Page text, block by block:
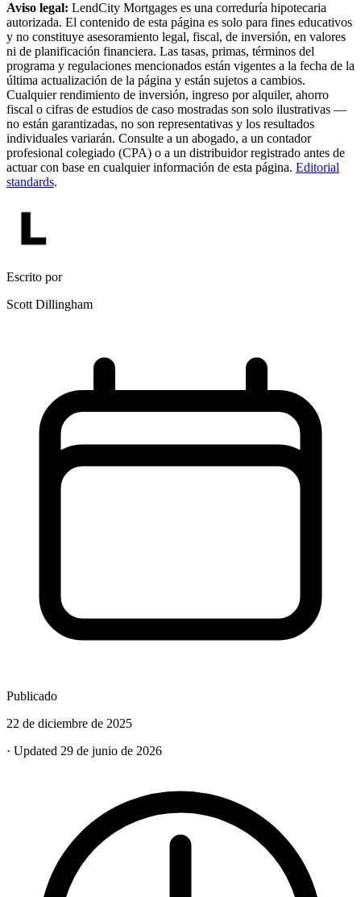
Aviso legal: LendCity Mortgages es una correduría hipotecaria
autorizada. El contenido de esta página es solo para fines educativos
y no constituye asesoramiento legal, fiscal, de inversión, en valores
ni de planificación financiera. Las tasas, primas, términos del
programa y regulaciones mencionados están vigentes a la fecha de la
última actualización de la página y están sujetos a cambios.
Cualquier rendimiento de inversión, ingreso por alquiler, ahorro
fiscal o cifras de estudios de caso mostradas son solo ilustrativas —
no están garantizadas, no son representativas y los resultados
individuales variarán. Consulte a un abogado, a un contador
profesional colegiado (CPA) o a un distribuidor registrado antes de
actuar con base en cualquier información de esta página. Editorial
standards.
Escrito por
Scott Dillingham
Publicado
22 de diciembre de 2025
· Updated 29 de junio de 2026